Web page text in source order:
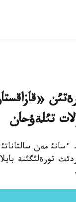
تئلةؤحان
- ءسانئ مةن
تورةلئگئنة